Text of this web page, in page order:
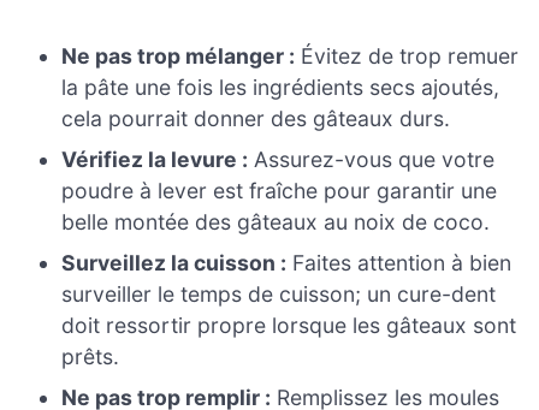
Ne pas trop mélanger : Évitez de trop remuer
la pâte une fois les ingrédients secs ajoutés,
cela pourrait donner des gâteaux durs.
Vérifiez la levure : Assurez-vous que votre
poudre à lever est fraîche pour garantir une
belle montée des gâteaux au noix de coco.
Surveillez la cuisson : Faites attention à bien
surveiller le temps de cuisson; un cure-dent
doit ressortir propre lorsque les gâteaux sont
prêts.
Ne pas trop remplir : Remplissez les moules